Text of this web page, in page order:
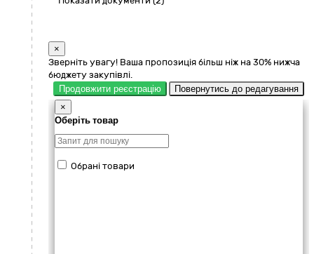
×
Зверніть увагу! Ваша пропозиція більш ніж на 30% нижча
бюджету закупівлі.
Продовжити реєстрацію
Повернутись до редагування
×
Оберіть товар
Обрані товари